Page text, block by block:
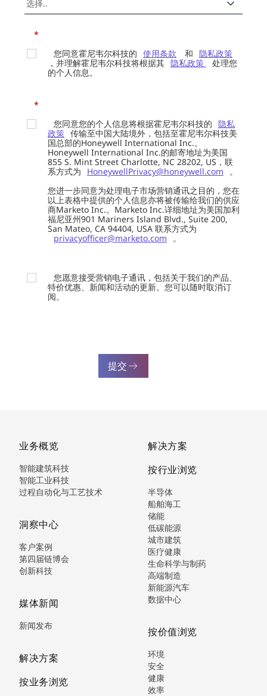
*
您同意霍尼韦尔科技的 使用条款 和 隐私政策
，并理解霍尼韦尔科技将根据其 隐私政策
处理您
的个人信息。
*
您同意您的个人信息将根据霍尼韦尔科技的 隐私
政策 传输至中国大陆境外，包括至霍尼韦尔科技美
国总部的Honeywell International Inc.。
Honeywell International Inc.的邮寄地址为美国
855 S. Mint Street Charlotte, NC 28202, US，联
系方式为
HoneywellPrivacy@honeywell.com
。
您进一步同意为处理电子市场营销通讯之目的，您在
以上表格中提供的个人信息亦将被传输给我们的供应
商Marketo Inc.。Marketo Inc.详细地址为美国加利
福尼亚州901 Mariners Island Blvd., Suite 200,
San Mateo, CA 94404, USA 联系方式为
privacyofficer@marketo.com
。
您愿意接受营销电子通讯，包括关于我们的产品、
特价优惠、新闻和活动的更新。您可以随时取消订
阅。
提交
业务概览
智能建筑科技
智能工业科技
过程自动化与工艺技术
洞察中心
客户案例
第四届链博会
创新科技
媒体新闻
新闻发布
解决方案
按业务浏览
解决方案
按行业浏览
半导体
船舶海工
储能
低碳能源
城市建筑
医疗健康
生命科学与制药
高端制造
新能源汽车
数据中心
按价值浏览
环境
安全
健康
效率